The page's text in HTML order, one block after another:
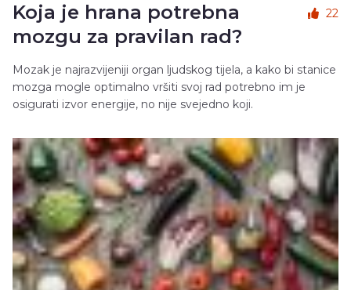
Koja je hrana potrebna
mozgu za pravilan rad?
22
Mozak je najrazvijeniji organ ljudskog tijela, a kako bi stanice
mozga mogle optimalno vršiti svoj rad potrebno im je
osigurati izvor energije, no nije svejedno koji.